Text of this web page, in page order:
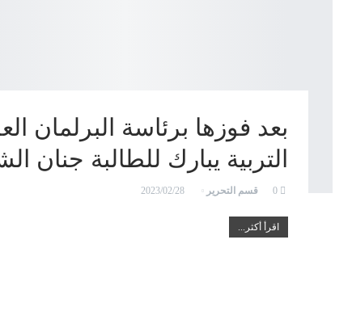
بعد فوزها برئاسة البرلمان
التربية يبارك للطالبة جنان
قسم التحرير 2023/02/28 0
اقرأ أكثر...